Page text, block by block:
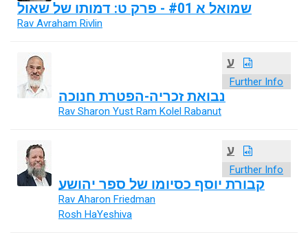
שמואל א #01 - פרק ט: דמותו של שאול
Rav Avraham Rivlin
ע
Further Info
נבואת זכריה-הפטרת חנוכה
Rav Sharon Yust Ram Kolel Rabanut
ע
Further Info
קבורת יוסף כסיומו של ספר יהושע
Rav Aharon Friedman
Rosh HaYeshiva